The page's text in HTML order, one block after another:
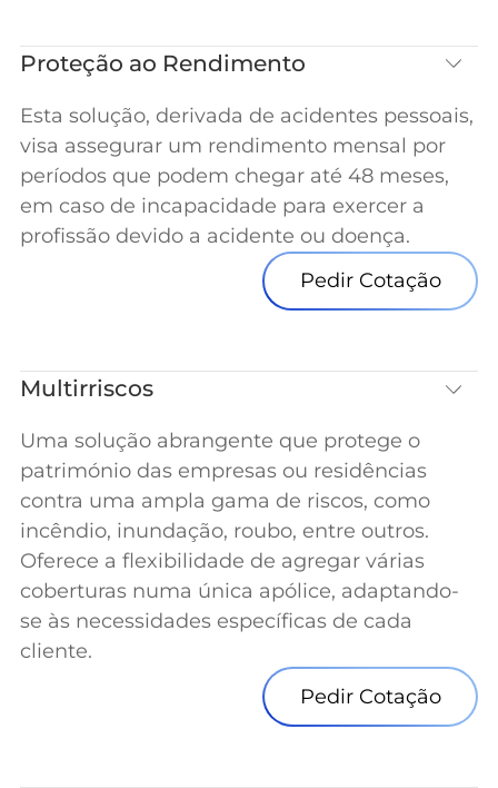
Proteção ao Rendimento
Esta solução, derivada de acidentes pessoais,
visa assegurar um rendimento mensal por
períodos que podem chegar até 48 meses,
em caso de incapacidade para exercer a
profissão devido a acidente ou doença.
Pedir Cotação
Multirriscos
Uma solução abrangente que protege o
património das empresas ou residências
contra uma ampla gama de riscos, como
incêndio, inundação, roubo, entre outros.
Oferece a flexibilidade de agregar várias
coberturas numa única apólice, adaptando-
se às necessidades específicas de cada
cliente.
Pedir Cotação